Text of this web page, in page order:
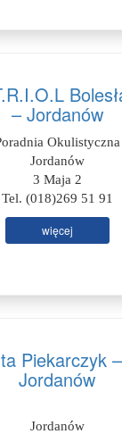
– Jordanów
Okulistyczna
Jordanów
3 Maja 2
Tel. (018)269 51 91
więcej
Piekarczyk
Jordanów
Jordanów